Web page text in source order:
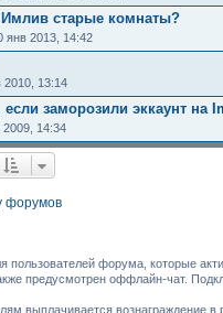
Имлив старые комнаты?
янв 2013, 14:42
13:14
если заморозили эккаунт на
2009, 14:34
форумов
пользователей форума, которые
предусмотрен оффлайн-чат.
выплачивается вознаграждение в